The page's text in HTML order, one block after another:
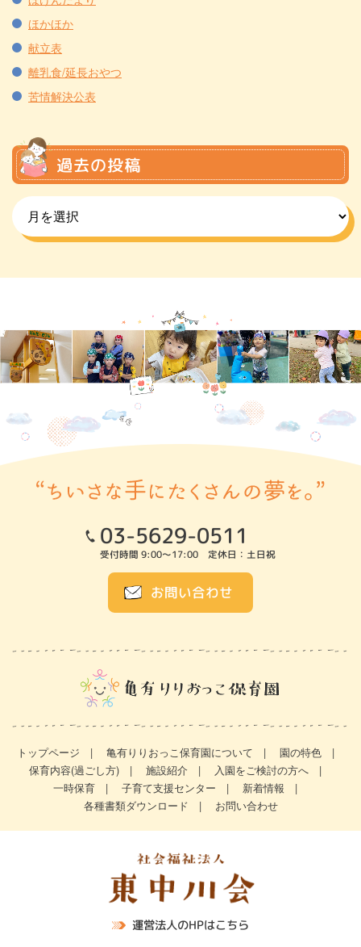
ほかほか
献立表
離乳食/延長おやつ
苦情解決公表
過去の投稿
03-5629-0511
受付時間 9:00～17:00 定休日：土日祝
お問い合わせ
トップページ 亀有りりおっこ保育園について
園の特色
保育内容(過ごし方)
施設紹介
入園をご検討の方へ
一時保育
子育て支援センター
新着情報
各種書類ダウンロード
お問い合わせ
運営法人のHPはこちら